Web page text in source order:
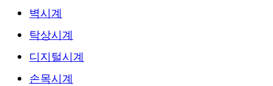
벽시계
탁상시계
디지털시계
손목시계